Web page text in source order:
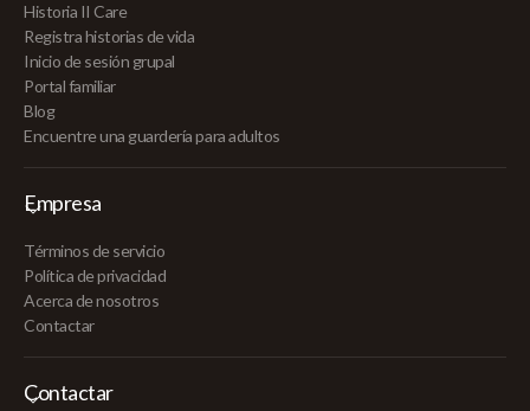
Historia II Care
Registra historias de vida
Inicio de sesión grupal
Portal familiar
Blog
Encuentre una guardería para adultos
Empresa
Términos de servicio
Política de privacidad
Acerca de nosotros
Contactar
Contactar